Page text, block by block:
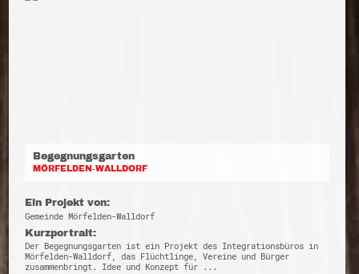
Begegnungsgarten
MÖRFELDEN-WALLDORF
Ein Projekt von:
Gemeinde Mörfelden-Walldorf
Kurzportrait:
Der Begegnungsgarten ist ein Projekt des Integrationsbüros in
Mörfelden-Walldorf, das Flüchtlinge, Vereine und Bürger
zusammenbringt. Idee und Konzept für ...